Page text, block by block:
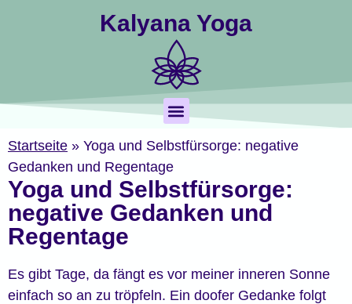
Kalyana Yoga
Startseite » Yoga und Selbstfürsorge: negative
Gedanken und Regentage
Yoga und Selbstfürsorge:
negative Gedanken und
Regentage
Es gibt Tage, da fängt es vor meiner inneren Sonne
einfach so an zu tröpfeln. Ein doofer Gedanke folgt